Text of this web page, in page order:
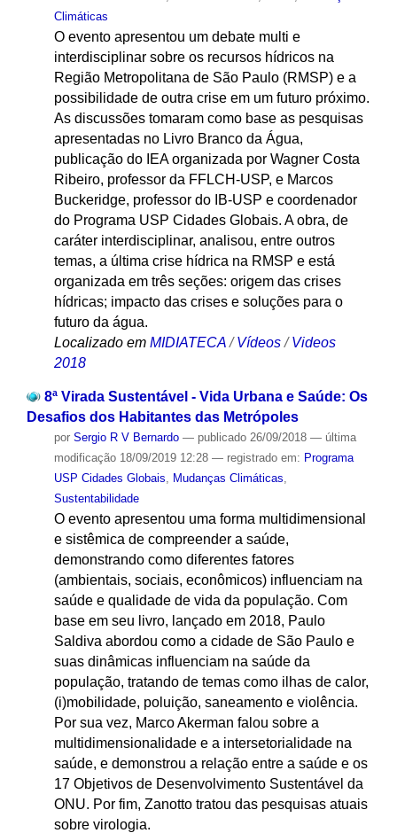
Climáticas
O evento apresentou um debate multi e
interdisciplinar sobre os recursos hídricos na
Região Metropolitana de São Paulo (RMSP) e a
possibilidade de outra crise em um futuro próximo.
As discussões tomaram como base as pesquisas
apresentadas no Livro Branco da Água,
publicação do IEA organizada por Wagner Costa
Ribeiro, professor da FFLCH-USP, e Marcos
Buckeridge, professor do IB-USP e coordenador
do Programa USP Cidades Globais. A obra, de
caráter interdisciplinar, analisou, entre outros
temas, a última crise hídrica na RMSP e está
organizada em três seções: origem das crises
hídricas; impacto das crises e soluções para o
futuro da água.
Localizado em MIDIATECA /Vídeos /Videos
2018
8ª Virada Sustentável - Vida Urbana e Saúde: Os
Desafios dos Habitantes das Metrópoles
por Sergio R V Bernardo — publicado26/09/2018 — última
modificação18/09/2019 12:28 — registrado em: Programa
USP Cidades Globais, Mudanças Climáticas,
Sustentabilidade
O evento apresentou uma forma multidimensional
e sistêmica de compreender a saúde,
demonstrando como diferentes fatores
(ambientais, sociais, econômicos) influenciam na
saúde e qualidade de vida da população. Com
base em seu livro, lançado em 2018, Paulo
Saldiva abordou como a cidade de São Paulo e
suas dinâmicas influenciam na saúde da
população, tratando de temas como ilhas de calor,
(i)mobilidade, poluição, saneamento e violência.
Por sua vez, Marco Akerman falou sobre a
multidimensionalidade e a intersetorialidade na
saúde, e demonstrou a relação entre a saúde e os
17 Objetivos de Desenvolvimento Sustentável da
ONU. Por fim, Zanotto tratou das pesquisas atuais
sobre virologia.